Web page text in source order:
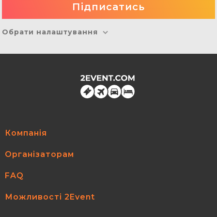
Обрати налаштування
Компанія
Організаторам
FAQ
Можливості 2Event